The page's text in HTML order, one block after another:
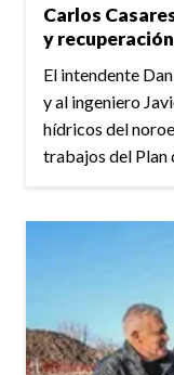
Carlos
y
El intendente
y al ingeniero
hídricos del
trabajos del Plan